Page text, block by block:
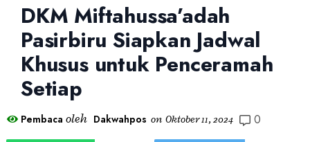
DKM Miftahussa’adah
Pasirbiru Siapkan Jadwal
Khusus untuk Penceramah
Setiap
Pembaca oleh Dakwahpos on Oktober 11, 2024 0